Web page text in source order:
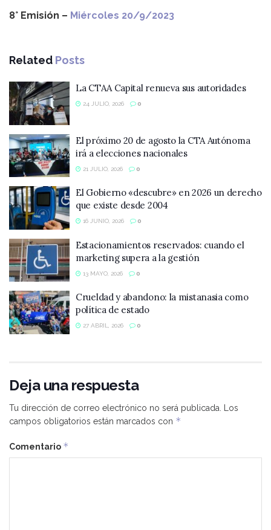
8° Emisión – Miércoles 20/9/2023
Related Posts
La CTAA Capital renueva sus autoridades
24 JULIO, 2026 0
El próximo 20 de agosto la CTA Autónoma
irá a elecciones nacionales
21 JULIO, 2026 0
El Gobierno «descubre» en 2026 un derecho
que existe desde 2004
16 JUNIO, 2026 0
Estacionamientos reservados: cuando el
marketing supera a la gestión
13 MAYO, 2026 0
Crueldad y abandono: la mistanasia como
política de estado
27 ABRIL, 2026 0
Deja una respuesta
Tu dirección de correo electrónico no será publicada.
Los
campos obligatorios están marcados con *
Comentario *